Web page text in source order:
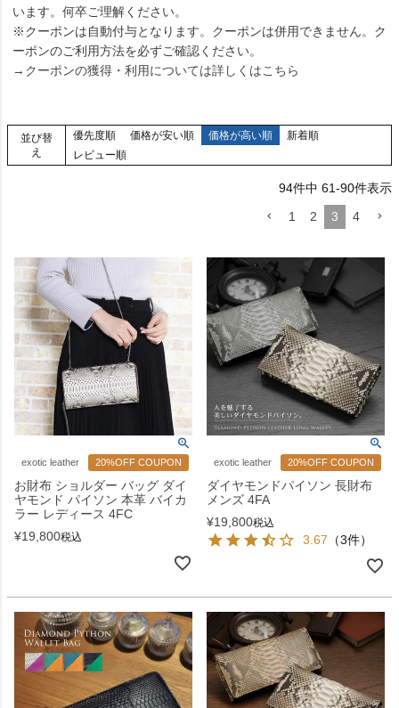
います。何卒ご理解ください。
※クーポンは自動付与となります。クーポンは併用できません。ク
ーポンのご利用方法を必ずご確認ください。
→クーポンの獲得・利用については詳しくはこちら
並び替
え
優先度順 価格が安い順 価格が高い順
新着順
レビュー順
94件中 61-90件表示
1
2 3 4
exotic leather 20%OFF COUPON
お財布 ショルダー バッグ ダイ
ヤモンド パイソン 本革 バイカ
ラー レディース 4FC
¥19,800税込
exotic leather 20%OFF COUPON
ダイヤモンドパイソン 長財布
メンズ 4FA
¥19,800税込
3.67 （3件）